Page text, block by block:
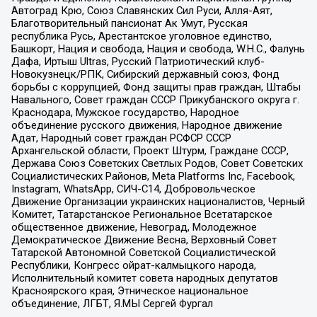
Автоград Крю, Союз Славянских Сил Руси, Алля-Аят,
Благотворительный пансионат Ак Умут, Русская
республика Русь, Арестантское уголовное единство,
Башкорт, Нация и свобода, Нация и свобода, W.H.С., Фалунь
Дафа, Иртыш Ultras, Русский Патриотический клуб-
Новокузнецк/РПК, Сибирский державный союз, Фонд
борьбы с коррупцией, Фонд защиты прав граждан, Штабы
Навального, Совет граждан СССР Прикубанского округа г.
Краснодара, Мужское государство, Народное
объединение русского движения, Народное движение
Адат, Народный совет граждан РСФСР СССР
Архангельской области, Проект Штурм, Граждане СССР,
Держава Союз Советских Светлых Родов, Совет Советских
Социалистических Районов, Meta Platforms Inc, Facebook,
Instagram, WhatsApp, СИЧ-С14, Добровольческое
Движение Организации украинских националистов, Черный
Комитет, Татарстанское Региональное Всетатарское
общественное движение, Невоград, Молодежное
Демократическое Движение Весна, Верховный Совет
Татарской Автономной Советской Социалистической
Республики, Конгресс ойрат-калмыцкого народа,
Исполнительный комитет совета народных депутатов
Красноярского края, Этническое национальное
объединение, ЛГБТ, Я.МЫ Сергей Фургал